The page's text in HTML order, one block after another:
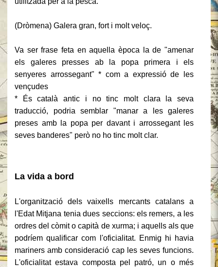
(Dròmena) Galera gran, fort i molt veloç.
Va ser frase feta en aquella època la de "amenar
els galeres presses ab la popa primera i els
senyeres arrossegant" * com a expressió de les
vençudes
* És català antic i no tinc molt clara la seva
traducció, podria semblar "manar a les galeres
preses amb la popa per davant i arrossegant les
seves banderes" però no ho tinc molt clar.
La vida a bord
L'organització dels vaixells mercants catalans a
l'Edat Mitjana tenia dues seccions: els remers, a les
ordres del còmit o capità de xurma; i aquells als que
podríem qualificar com l'oficialitat. Enmig hi havia
mariners amb consideració cap les seves funcions.
L'oficialitat estava composta pel patró, un o més